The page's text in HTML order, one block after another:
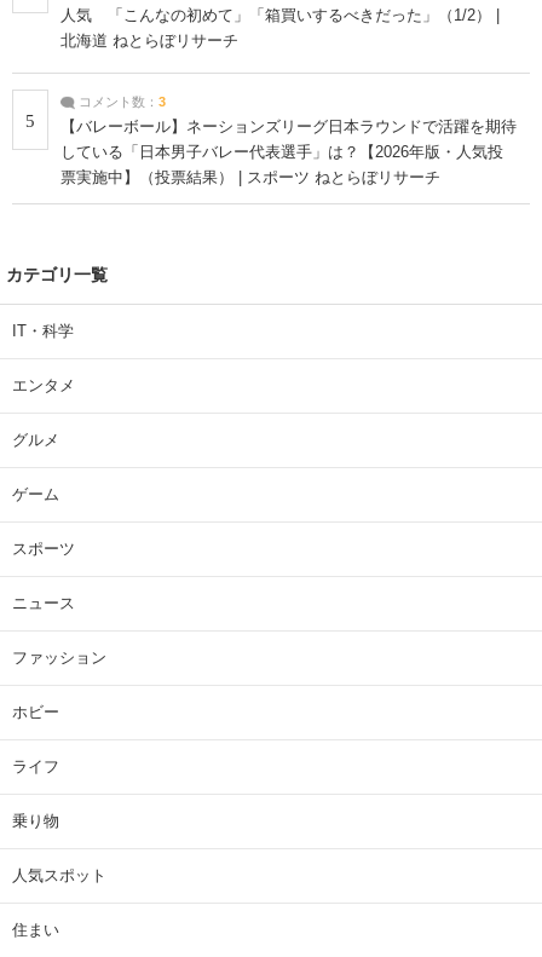
人気 「こんなの初めて」「箱買いするべきだった」（1/2） |
北海道 ねとらぼリサーチ
5
コメント数： 3
【バレーボール】ネーションズリーグ日本ラウンドで活躍を期待
している「日本男子バレー代表選手」は？【2026年版・人気投
票実施中】（投票結果） | スポーツ ねとらぼリサーチ
カテゴリ一覧
IT・科学
エンタメ
グルメ
ゲーム
スポーツ
ニュース
ファッション
ホビー
ライフ
乗り物
人気スポット
住まい